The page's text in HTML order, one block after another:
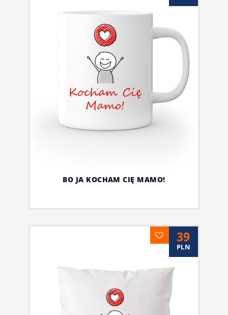
BO JA KOCHAM CIĘ MAMO!
39
PLN